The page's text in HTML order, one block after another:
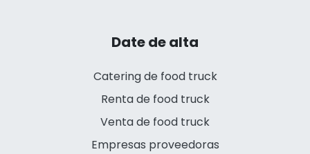
Date de alta
Catering de food truck
Renta de food truck
Venta de food truck
Empresas proveedoras